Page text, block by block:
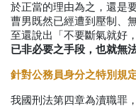
於正當的理由為之，還是
曹男既然已經遭到壓制、
至還說出「不要斷氣就好
已非必要之手段，也就無
針對公務員身分之特別規
我國刑法第四章為瀆職罪